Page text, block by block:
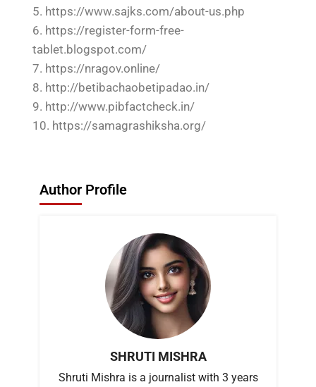
5. https://www.sajks.com/about-us.php
6. https://register-form-free-
tablet.blogspot.com/
7. https://nragov.online/
8. http://betibachaobetipadao.in/
9. http://www.pibfactcheck.in/
10. https://samagrashiksha.org/
Author Profile
SHRUTI MISHRA
Shruti Mishra is a journalist with 3 years